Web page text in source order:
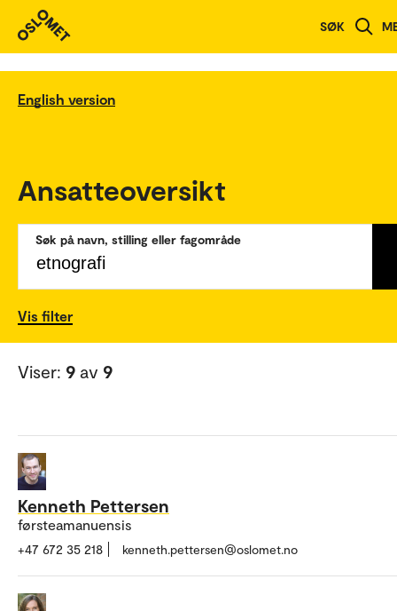
SØK
English version
Ansatteoversikt
Søk på navn, stilling eller fagområde
Vis filter
Viser: 9 av 9
Kenneth Pettersen
førsteamanuensis
+47 672 35 218 kenneth.pettersen@oslomet.no